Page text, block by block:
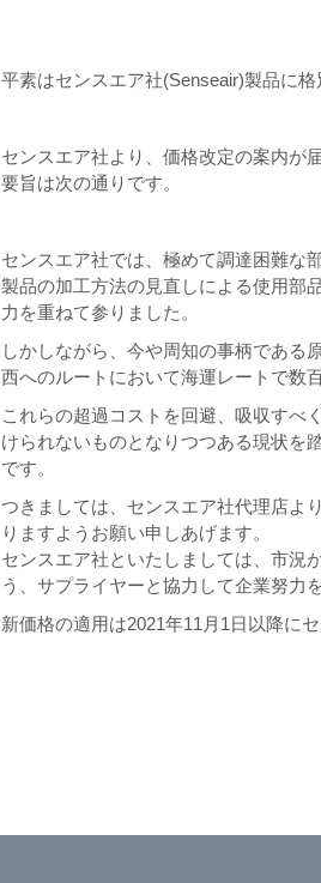
平素はセンスエア社(Senseair)製品に
センスエア社より、価格改定の案内が
要旨は次の通りです。
センスエア社では、極めて調達困難な
製品の加工方法の見直しによる使用部
力を重ねて参りました。
しかしながら、今や周知の事柄である
西へのルートにおいて海運レートで数
これらの超過コストを回避、吸収すべ
けられないものとなりつつある現状を
です。
つきましては、センスエア社代理店よ
りますようお願い申しあげます。
センスエア社といたしましては、市況
う、サプライヤーと協力して企業努力
新価格の適用は2021年11月1日以降に